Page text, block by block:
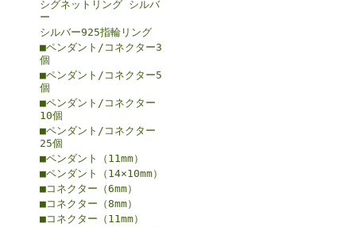
シグネットリング シルバ
ー
シルバー925指輪リング
■ペンダント/コネクター3
個
■ペンダント/コネクター5
個
■ペンダント/コネクター
10個
■ペンダント/コネクター
25個
■ペンダント（11mm）
■ペンダント（14×10mm）
■コネクター（6mm）
■コネクター（8mm）
■コネクター（11mm）